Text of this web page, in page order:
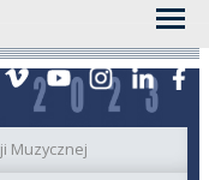
Muzycznej